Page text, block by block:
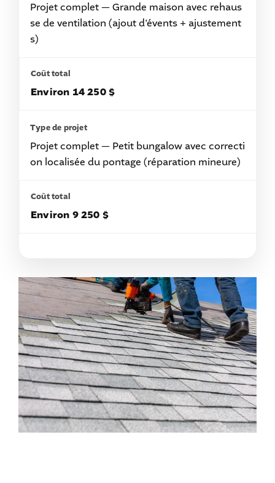
Projet complet — Grande maison avec rehaus
se de ventilation (ajout d’évents + ajustement
s)
Environ 14 250 $
Projet complet — Petit bungalow avec correcti
on localisée du pontage (réparation mineure)
Environ 9 250 $